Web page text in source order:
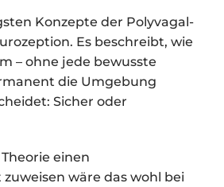
Konzepte der Polyvagal-
Es beschreibt, wie
– ohne jede bewusste
die Umgebung
Sicher oder
einen
wäre das wohl bei